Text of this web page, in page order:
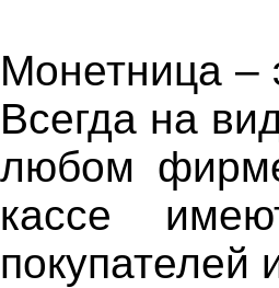
Монетница –
Всегда на
любом
кассе
покупателей